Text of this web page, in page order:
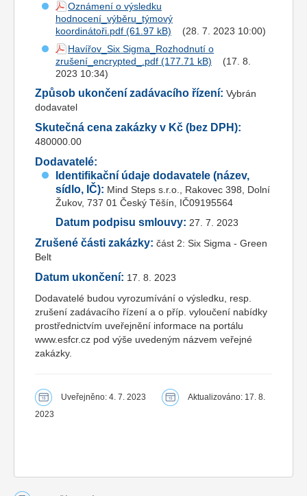
Oznámení o výsledku
hodnocení_výběru_týmový
koordinátoři.pdf
(28. 7. 2023 10:00)
Havířov_Six Sigma_Rozhodnutí o
zrušení_encrypted_.pdf
(17. 8.
2023 10:34)
Způsob ukončení zadávacího řízení: Vybrán
dodavatel
Skutečná cena zakázky v Kč (bez DPH):
480000.00
Dodavatelé:
Identifikační údaje dodavatele (název,
sídlo, IČ): Mind Steps s.r.o., Rakovec 398, Dolní
Žukov, 737 01 Český Těšín, IČ09195564
Datum podpisu smlouvy: 27. 7. 2023
Zrušené části zakázky: část 2: Six Sigma - Green
Belt
Datum ukončení: 17. 8. 2023
Dodavatelé budou vyrozumívání o výsledku, resp.
zrušení zadávacího řízení a o příp. vyloučení nabídky
prostřednictvím uveřejnění informace na portálu
www.esfcr.cz pod výše uvedeným názvem veřejné
zakázky.
Uveřejněno: 4. 7. 2023
Aktualizováno: 17. 8.
2023